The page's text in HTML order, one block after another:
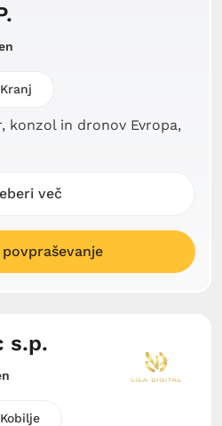
konzol in dronov Evropa,
Kranj
več
s.p.
Kobilje